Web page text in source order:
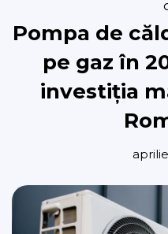
Pompa de
pe gaz în
investiția